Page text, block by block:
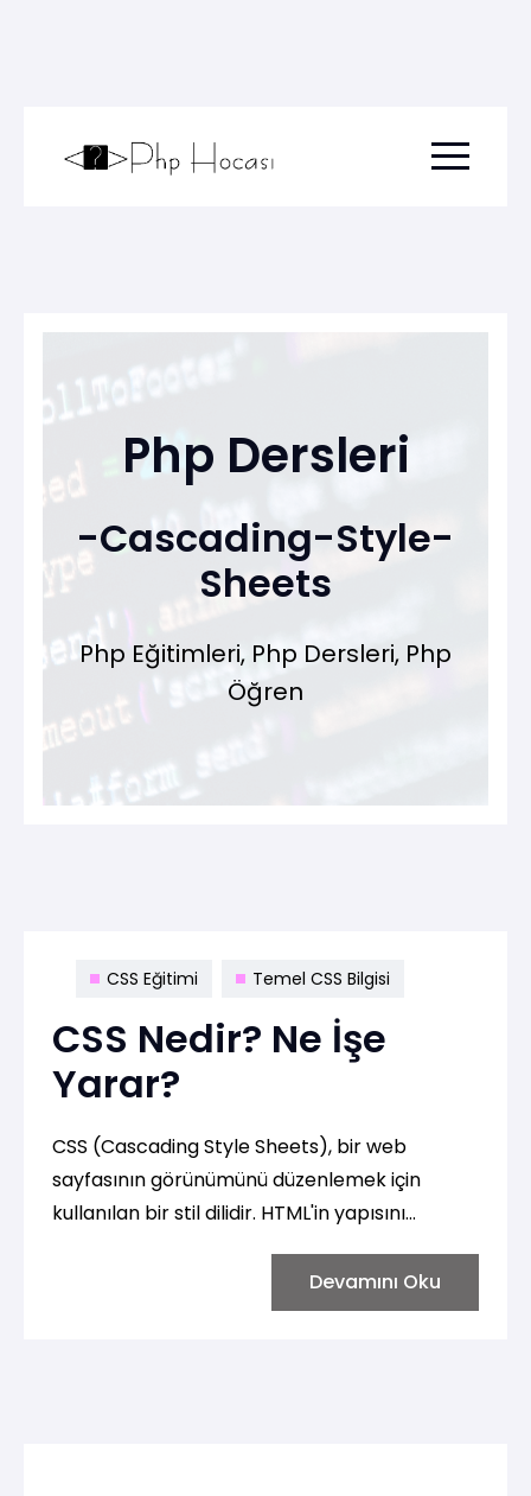
Menu
Php Dersleri
-Cascading-Style-
Sheets
Php Eğitimleri, Php Dersleri, Php
Öğren
CSS Eğitimi Temel CSS Bilgisi
CSS Nedir? Ne İşe
Yarar?
CSS (Cascading Style Sheets), bir web
sayfasının görünümünü düzenlemek için
kullanılan bir stil dilidir. HTML'in yapısını
fontlarını, boyutlarını ve düzenini kontrol
etmemizi sağlar. CSS, web tasarımcılarına ve
Devamını Oku